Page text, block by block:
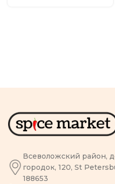
Всеволожский район,
городок, 120, St
188653